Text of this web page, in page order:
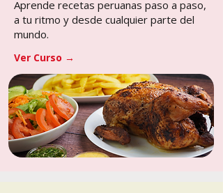
Aprende recetas peruanas paso a paso,
a tu ritmo y desde cualquier parte del
mundo.
Ver Curso →